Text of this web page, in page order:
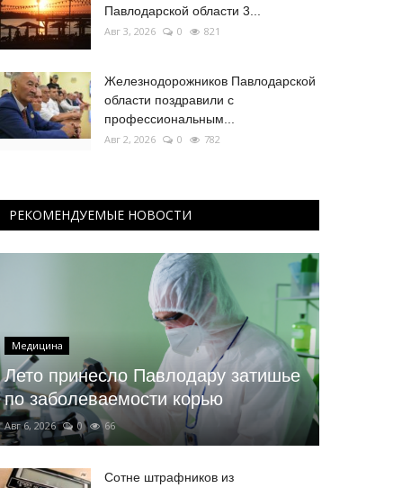
Павлодарской области 3...
Авг 3, 2026 0 821
Железнодорожников Павлодарской
области поздравили с
профессиональным...
Авг 2, 2026 0 782
РЕКОМЕНДУЕМЫЕ НОВОСТИ
Медицина
Лето принесло Павлодару затишье
по заболеваемости корью
Авг 6, 2026 0 66
Сотне штрафников из